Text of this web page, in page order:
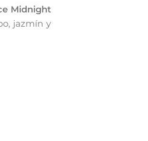
Midnight
jazmín y